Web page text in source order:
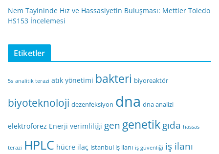
Nem Tayininde Hız ve Hassasiyetin Buluşması: Mettler Toledo
HS153 İncelemesi
Etiketler
5s analitik terazi atık yönetimi bakteri biyoreaktör
biyoteknoloji dezenfeksiyon dna dna analizi
elektroforez Enerji verimliliği gen genetikgıda hassas
terazi HPLC hücre ilaç istanbul iş ilanı iş güvenliği iş ilanı